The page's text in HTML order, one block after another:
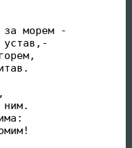
морем -
ним.